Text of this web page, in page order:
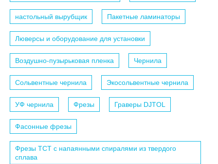
настольный вырубщик Пакетные ламинаторы
Люверсы и оборудование для установки
Воздушно-пузырьковая пленка Чернила
Сольвентные чернила Экосольвентные чернила
УФ чернила Фрезы Граверы DJTOL
Фасонные фрезы
Фрезы TCT с напаянными спиралями из твердого
сплава